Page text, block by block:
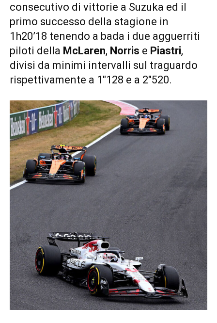
consecutivo di vittorie a Suzuka ed il
primo successo della stagione in
1h20’18 tenendo a bada i due agguerriti
piloti della McLaren, Norris e Piastri,
divisi da minimi intervalli sul traguardo
rispettivamente a 1″128 e a 2″520.